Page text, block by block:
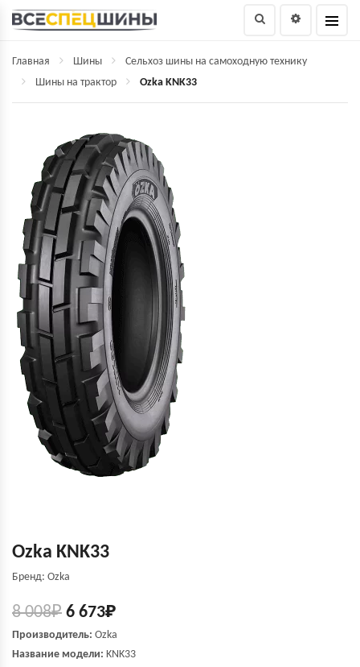
Главная Шины
Сельхоз шины на самоходную технику
Шины на трактор
Ozka KNK33
Ozka KNK33
Бренд: Ozka
8 008₽ 6 673₽
Производитель: Ozka
Название модели: KNK33